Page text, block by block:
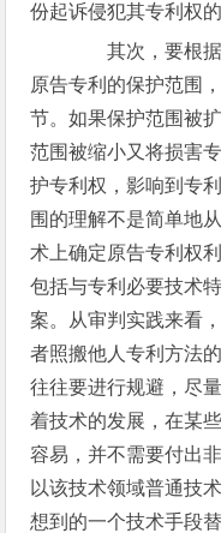
份起诉侵犯其专利权的
其次，要根据
原告专利的保护范围
节。如果保护范围被
范围被缩小又将损害
护专利权，影响到专
围的理解不是简单地
术上确定原告专利权
包括与专利必要技术
案。从审判实践来看
者照搬他人专利方法
往往要进行规避，尽
着技术的发展，在某
容易，并不需要付出
以该技术领域普通技
想到的一个技术手段